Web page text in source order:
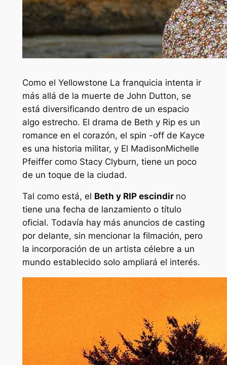
Como el Yellowstone La franquicia intenta ir
más allá de la muerte de John Dutton, se
está diversificando dentro de un espacio
algo estrecho. El drama de Beth y Rip es un
romance en el corazón, el spin -off de Kayce
es una historia militar, y El MadisonMichelle
Pfeiffer como Stacy Clyburn, tiene un poco
de un toque de la ciudad.
Tal como está, el Beth y RIPescindir no
tiene una fecha de lanzamiento o título
oficial. Todavía hay más anuncios de casting
por delante, sin mencionar la filmación, pero
la incorporación de un artista célebre a un
mundo establecido solo ampliará el interés.